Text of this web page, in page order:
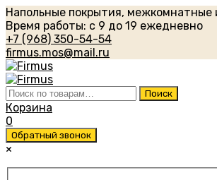
Напольные покрытия, межкомнатные
Время работы: с 9 до 19 ежедневно
+7 (968) 350-54-54
firmus.mos@mail.ru
Искать: Поиск
Корзина
0
Обратный звонок
×